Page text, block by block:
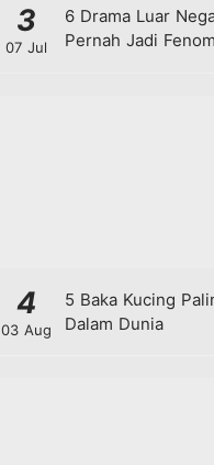
3
07 Jul
6 Drama Luar
Pernah Jadi
4
03 Aug
5 Baka Kucing
Dalam Dunia